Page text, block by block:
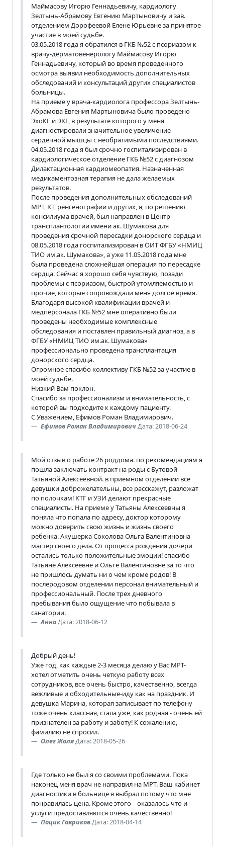
Маймасову Игорю Геннадьевичу, кардиологу
Зелтынь-Абрамову Евгению Мартыновичу и зав.
отделением Дорофеевой Елене Юрьевне за принятое
участие в моей судьбе.
03.05.2018 года я обратился в ГКБ №52 с псориазом к
врачу-дерматовенерологу Маймасову Игорю
Геннадьевичу, который во время проведенного
осмотра выявил необходимость дополнительных
обследований и консультаций других специалистов
больницы.
На приеме у врача-кардиолога профессора Зелтынь-
Абрамова Евгения Мартыновича было проведено
ЭхоКГ и ЭКГ, в результате которого у меня
диагностировали значительное увеличение
сердечной мышцы с необратимыми последствиями.
04.05.2018 года я был срочно госпитализирован в
кардиологическое отделение ГКБ №52 с диагнозом
Дилактационная кардиомеопатия. Назначенная
медикаментозная терапия не дала желаемых
результатов.
После проведения дополнительных обследований
МРТ, КТ, ренгенографии и других, я, по решению
консилиума врачей, был направлен в Центр
трансплантологии имени ак. Шумакова для
проведения срочной пересадки донорского сердца и
08.05.2018 года госпитализирован в ОИТ ФГБУ «НМИЦ
ТИО им.ак. Шумакова», а уже 11.05.2018 года мне
была проведена сложнейшая операция по пересадке
сердца. Сейчас я хорошо себя чувствую, позади
проблемы с псориазом, быстрой утомляемостью и
прочие, которые сопровождали меня долгое время.
Благодаря высокой квалификации врачей и
медперсонала ГКБ №52 мне оперативно были
проведены необходимые комплексные
обследования и поставлен правильный диагноз, а в
ФГБУ «НМИЦ ТИО им.ак. Шумакова»
профессионально проведена трансплантация
донорского сердца.
Огромное спасибо коллективу ГКБ №52 за участие в
моей судьбе.
Низкий Вам поклон.
Спасибо за профессионализм и внимательность, с
которой вы подходите к каждому пациенту.
С Уважением, Ефимов Роман Владимирович.
Ефимов Роман ВладимировичДата: 2018-06-24
Мой отзыв о работе 26 роддома. по рекомендациям я
пошла заключать контракт на роды с Бутовой
Татьяной Алексеевной. в приемном отделении все
девушки доброжелательны, все расскажут, разложат
по полочкам! КТГ и УЗИ делают прекрасные
специалисты. На приеме у Татьяны Алексеевны я
поняла что попала по адресу, доктор которому
можно доверить свою жизнь и жизнь своего
ребенка. Акушерка Соколова Ольга Валентиновна
мастер своего дела. От процесса рождения дочери
остались только положительные эмоции! спасибо
Татьяне Алексеевне и Ольге Валентиновне за то что
не пришлось думать ни о чем кроме родов! В
послеродовом отделении персонал внимательный и
профессиональный. После трех дневного
пребывания было ощущение что побывала в
санатории.
АннаДата: 2018-06-12
Добрый день!
Уже год, как каждые 2-3 месяца делаю у Вас МРТ-
хотел отметить очень четкую работу всех
сотрудников, все очень быстро, качественно, всегда
вежливые и обходительные-иду как на праздник. И
девушка Марина, которая записывает по телефону
тоже очень классная, стала уже, как родная - очень ей
признателен за работу и заботу! К сожалению,
фамилию не спросил.
Олег ЖоляДата: 2018-05-26
Где только не был я со своими проблемами. Пока
наконец меня врач не направил на МРТ. Ваш кабинет
диагностики в больнице я выбрал потому что мне
понравилась цена. Кроме этого – оказалось что и
услуги предоставляются очень качественно!
Поцик ГавриковДата: 2018-04-14